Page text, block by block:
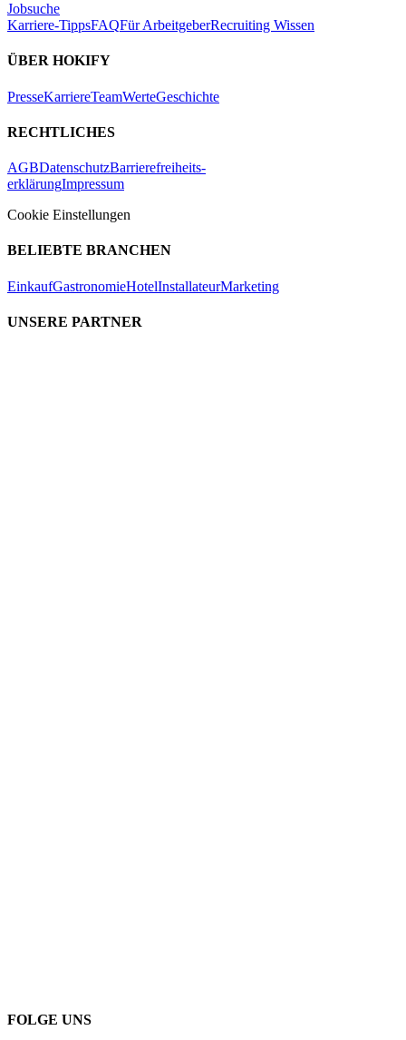
Jobsuche
Karriere-TippsFAQFür ArbeitgeberRecruiting Wissen
ÜBER HOKIFY
PresseKarriereTeamWerteGeschichte
RECHTLICHES
AGBDatenschutzBarrierefreiheits-
erklärungImpressum
Cookie Einstellungen
BELIEBTE BRANCHEN
EinkaufGastronomieHotelInstallateurMarketing
UNSERE PARTNER
FOLGE UNS